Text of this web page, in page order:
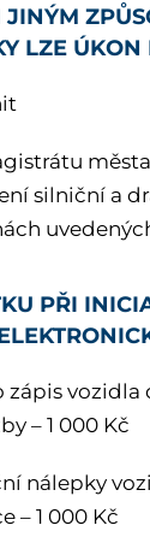
LZE
silniční a
PŘI
zápis vozidla
– 1 000 Kč
nálepky
– 1 000 Kč